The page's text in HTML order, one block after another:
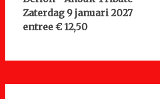
Zaterdag 9 januari 2027
entree € 12,50